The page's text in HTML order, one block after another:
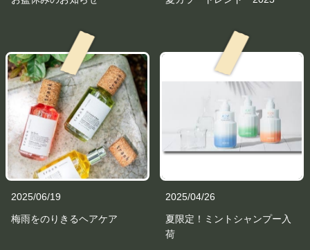
2025/06/19
梅雨をのりきるヘアケア
2025/04/26
夏限定！ミントシャンプー入
荷